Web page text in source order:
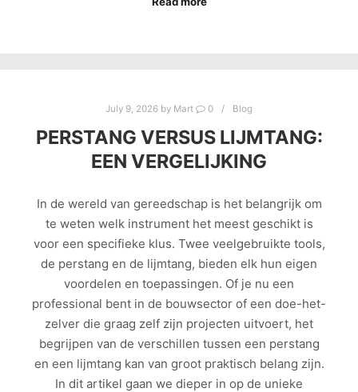
July 9, 2026 by Mart 0 Blog
PERSTANG VERSUS LIJMTANG:
EEN VERGELIJKING
In de wereld van gereedschap is het belangrijk om
te weten welk instrument het meest geschikt is
voor een specifieke klus. Twee veelgebruikte tools,
de perstang en de lijmtang, bieden elk hun eigen
voordelen en toepassingen. Of je nu een
professional bent in de bouwsector of een doe-het-
zelver die graag zelf zijn projecten uitvoert, het
begrijpen van de verschillen tussen een perstang
en een lijmtang kan van groot praktisch belang zijn.
In dit artikel gaan we dieper in op de unieke